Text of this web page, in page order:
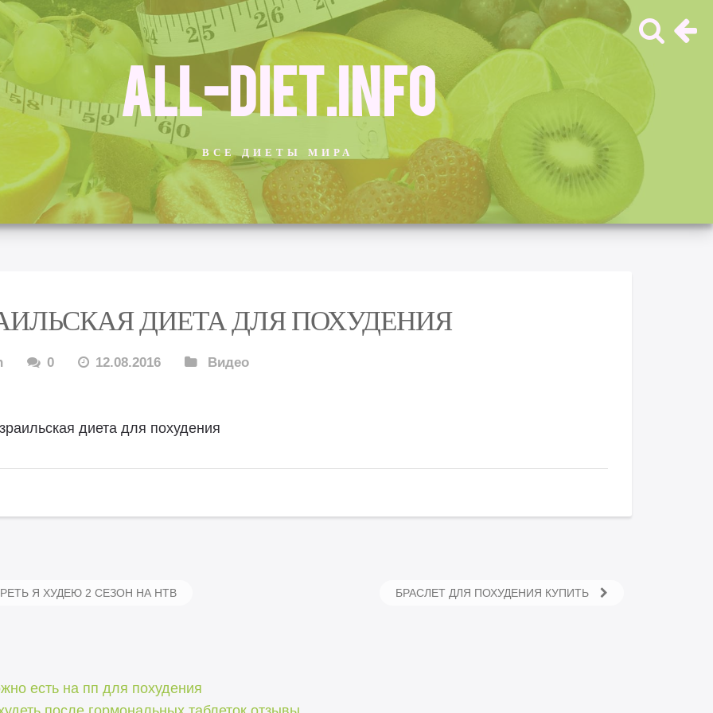
ALL-DIET.INFO
ВСЕ ДИЕТЫ МИРА
ДИЕТА ДЛЯ ПОХУДЕНИЯ
0 12.08.2016 Видео
зраильская диета для похудения
Я ХУДЕЮ 2 СЕЗОН НА НТВ БРАСЛЕТ ДЛЯ ПОХУДЕНИЯ КУПИТЬ
есть на пп для похудения